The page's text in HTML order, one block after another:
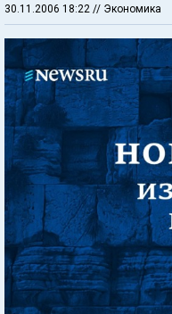
30.11.2006 18:22 // Экономика